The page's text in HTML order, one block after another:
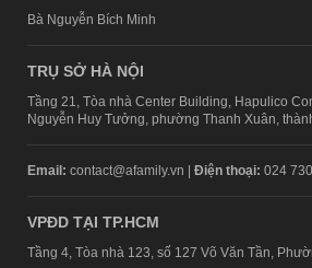
Bà Nguyễn Bích Minh
TRỤ SỞ HÀ NỘI
Tầng 21, Tòa nhà Center Building, Hapulico
Nguyễn Huy Tưởng, phường Thanh Xuân,
Email: contact@afamily.vn | Điện thoại: 024
VPĐD TẠI TP.HCM
Tầng 4, Tòa nhà 123, số 127 Võ Văn Tần,